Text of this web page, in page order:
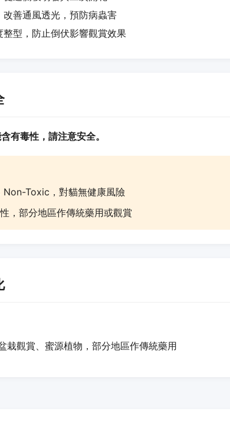
改善通風透光，預防病蟲害
整型，防止倒伏影響觀賞效果
有毒性，請注意安全。
Non-Toxic，對貓無健康風險
，部分地區作傳統藥用或觀賞
栽觀賞、蜜源植物，部分地區作傳統藥用